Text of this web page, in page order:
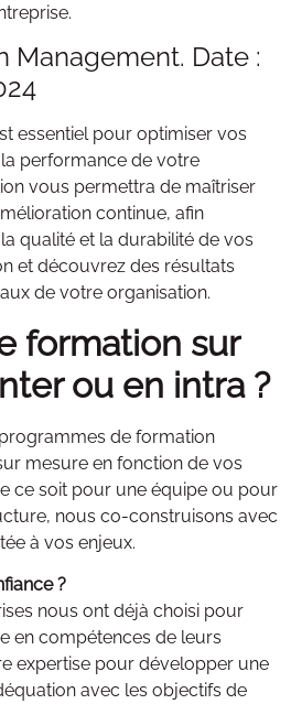
Management. Date :
essentiel pour optimiser vos
performance de votre
vous permettra de maîtriser
continue, afin
la qualité et la durabilité de vos
et découvrez des résultats
de votre organisation.
formation sur
ou en intra ?
de formation
mesure en fonction de vos
ce soit pour une équipe ou pour
nous co-construisons avec
à vos enjeux.
?
nous ont déjà choisi pour
en compétences de leurs
expertise pour développer une
avec les objectifs de